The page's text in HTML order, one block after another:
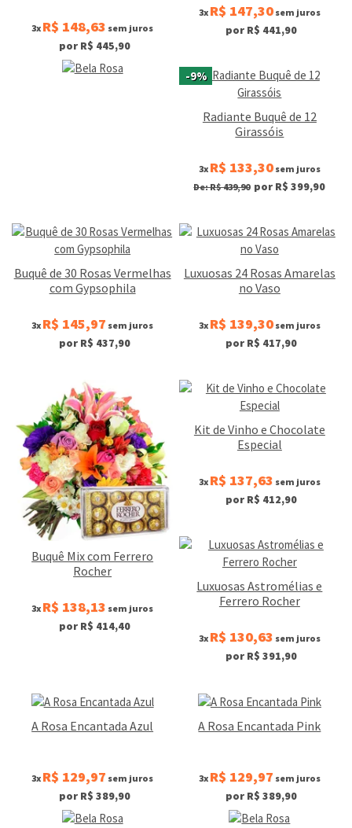
3x R$ 148,63 sem juros
por R$ 445,90
3x R$ 147,30sem juros
por R$ 441,90
-9%
Radiante Buquê de 12
Girassóis
3x R$ 133,30sem juros
De: R$ 439,90 por R$ 399,90
Buquê de 30 Rosas Vermelhas
com Gypsophila
3x R$ 145,97 sem juros
por R$ 437,90
Luxuosas 24 Rosas Amarelas
no Vaso
3x R$ 139,30sem juros
por R$ 417,90
Buquê Mix com Ferrero
Rocher
3x R$ 138,13 sem juros
por R$ 414,40
Kit de Vinho e Chocolate
Especial
3x R$ 137,63 sem juros
por R$ 412,90
Luxuosas Astromélias e
Ferrero Rocher
3x R$ 130,63 sem juros
por R$ 391,90
A Rosa Encantada Azul
3x R$ 129,97 sem juros
por R$ 389,90
A Rosa Encantada Pink
3x R$ 129,97 sem juros
por R$ 389,90